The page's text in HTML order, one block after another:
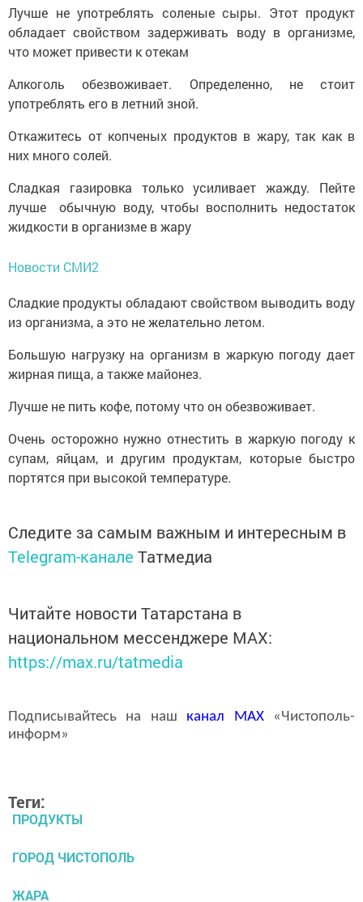
Лучше не употреблять соленые сыры. Этот продукт
обладает свойством задерживать воду в организме,
что может привести к отекам
Алкоголь обезвоживает. Определенно, не стоит
употреблять его в летний зной.
Откажитесь от копченых продуктов в жару, так как в
них много солей.
Сладкая газировка только усиливает жажду. Пейте
лучше обычную воду, чтобы восполнить недостаток
жидкости в организме в жару
Новости СМИ2
Сладкие продукты обладают свойством выводить воду
из организма, а это не желательно летом.
Большую нагрузку на организм в жаркую погоду дает
жирная пища, а также майонез.
Лучше не пить кофе, потому что он обезвоживает.
Очень осторожно нужно отнестить в жаркую погоду к
супам, яйцам, и другим продуктам, которые быстро
портятся при высокой температуре.
Следите за самым важным и интересным в
Telegram-канале Татмедиа
Читайте новости Татарстана в
национальном мессенджере MАХ:
https://max.ru/tatmedia
Подписывайтесь на наш канал MAX«Чистополь-
информ»
Теги:
ПРОДУКТЫ
ГОРОД ЧИСТОПОЛЬ
ЖАРА